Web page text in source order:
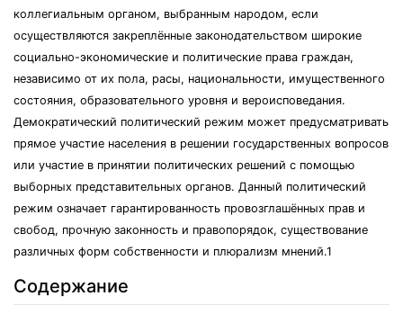
коллегиальным органом, выбранным народом, если
осуществляются закреплённые законодательством широкие
социально-экономические и политические права граждан,
независимо от их пола, расы, национальности, имущественного
состояния, образовательного уровня и вероисповедания.
Демократический политический режим может предусматривать
прямое участие населения в решении государственных вопросов
или участие в принятии политических решений с помощью
выборных представительных органов. Данный политический
режим означает гарантированность провозглашённых прав и
свобод, прочную законность и правопорядок, существование
различных форм собственности и плюрализм мнений.1
Содержание